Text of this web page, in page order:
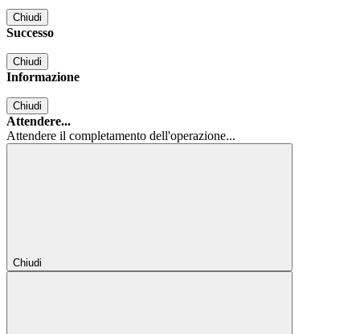
Chiudi
Successo
Chiudi
Informazione
Chiudi
Attendere...
Attendere il completamento dell'operazione...
Chiudi